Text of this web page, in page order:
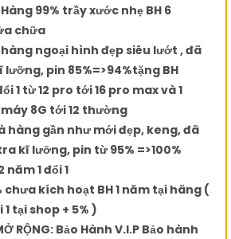
Hàng 99% trầy xước nhẹ BH 6
chữa
hàng ngoại hình đẹp siêu lướt , đã
pin 85%=>94%tặng BH
1 từ 12 pro tới 16 pro max và 1
máy 8G tới 12 thường
hàng gần như mới đẹp, keng, đã
kĩ lưỡng, pin từ 95% =>100%
năm 1 đổi 1
chưa kích hoạt BH 1 năm tại hãng (
1 tại shop + 5% )
RỘNG: Bảo Hành V.I.P Bảo hành